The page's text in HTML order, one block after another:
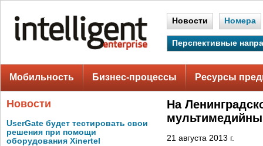
Новости Номера
Перспективные
Мобильность Бизнес-процессы Ресурсы
Новости
UserGate будет тестировать свои
решения при помощи
оборудования Xinertel
На
21 августа 2013 г.